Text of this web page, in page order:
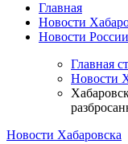
Главная
Новости
Новости России
Главная
Новости
Новости Хабаровска